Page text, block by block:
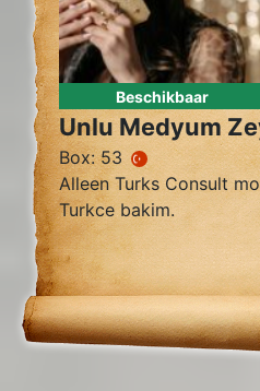
Beschikbaar
Unlu Medyum
Box: 53
Alleen Turks Consult
Turkce bakim.